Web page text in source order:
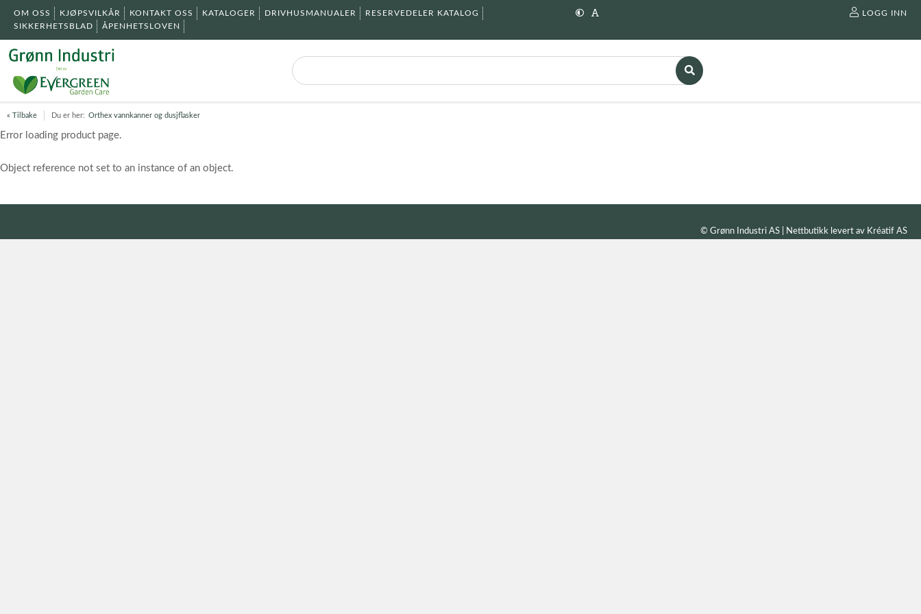
OM OSS KJØPSVILKÅR KONTAKT OSS KATALOGER DRIVHUSMANUALER
RESERVEDELER KATALOG
SIKKERHETSBLAD
ÅPENHETSLOVEN
LOGG INN
« Tilbake Du er her: Orthex vannkanner og dusjflasker
Error loading product page.
Object reference not set to an instance of an object.
© Grønn Industri AS | Nettbutikk levert av Kréatif AS